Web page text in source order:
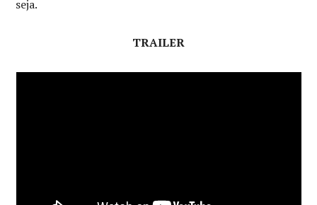
seja.
TRAILER